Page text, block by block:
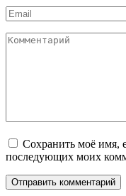
Email
*
Комментарий
Сохранить моё имя,
последующих моих